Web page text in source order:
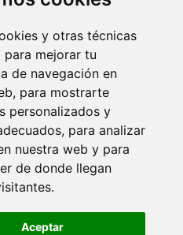
y otras técnicas
para mejorar tu
de navegación en
para mostrarte
personalizados y
para analizar
nuestra web y para
de donde llegan
Aceptar
preferences
cuarentena.es